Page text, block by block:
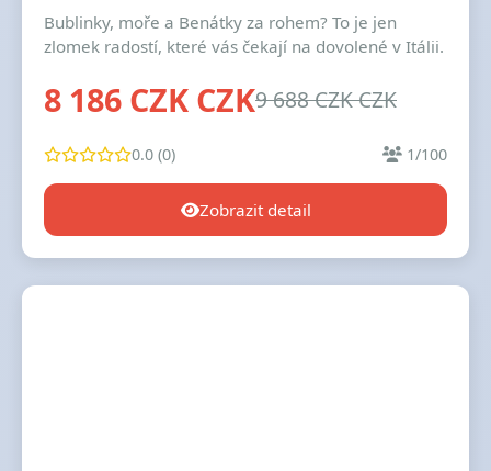
Bublinky, moře a Benátky za rohem? To je jen
zlomek radostí, které vás čekají na dovolené v Itálii.
8 186 CZK CZK9 688 CZK CZK
0.0 (0) 1/100
Zobrazit detail